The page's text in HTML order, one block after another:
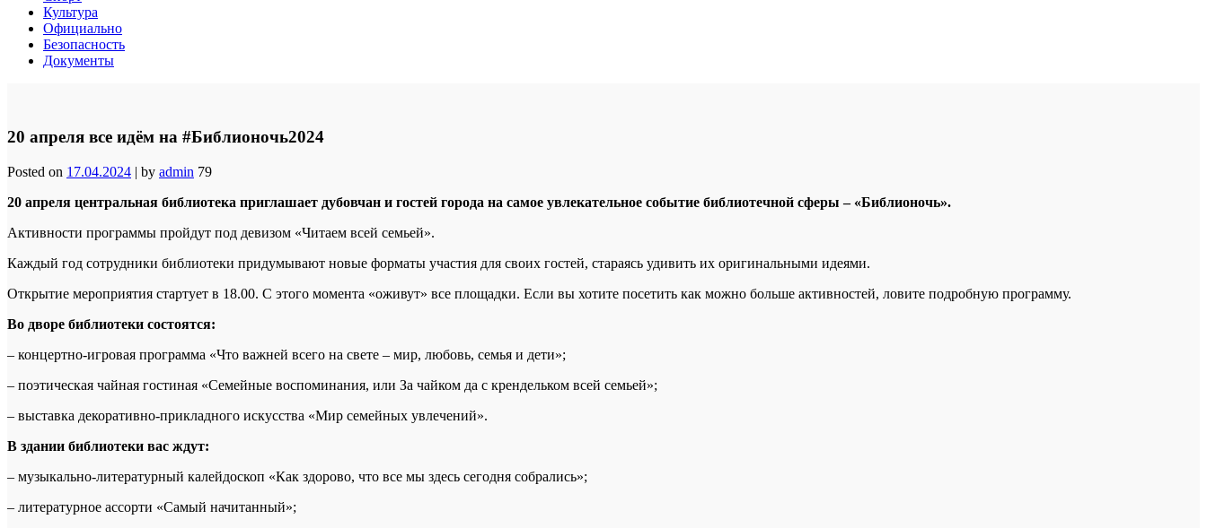
Культура
Официально
Безопасность
Документы
20 апреля все идём на #Библионочь2024
Posted on 17.04.2024 | by admin 79
20 апреля центральная библиотека приглашает дубовчан и гостей города на самое увлекательное событие библиотечной сферы – «Библионочь».
Активности программы пройдут под девизом «Читаем всей семьей».
Каждый год сотрудники библиотеки придумывают новые форматы участия для своих гостей, стараясь удивить их оригинальными идеями.
Открытие мероприятия стартует в 18.00. С этого момента «оживут» все площадки. Если вы хотите посетить как можно больше активностей, ловите подробную программу.
Во дворе библиотеки состоятся:
– концертно-игровая программа «Что важней всего на свете – мир, любовь, семья и дети»;
– поэтическая чайная гостиная «Семейные воспоминания, или За чайком да с крендельком всей семьей»;
– выставка декоративно-прикладного искусства «Мир семейных увлечений».
В здании библиотеки вас ждут:
– музыкально-литературный калейдоскоп «Как здорово, что все мы здесь сегодня собрались»;
– литературное ассорти «Самый начитанный»;